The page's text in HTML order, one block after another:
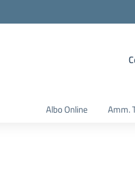
Albo Online Amm.